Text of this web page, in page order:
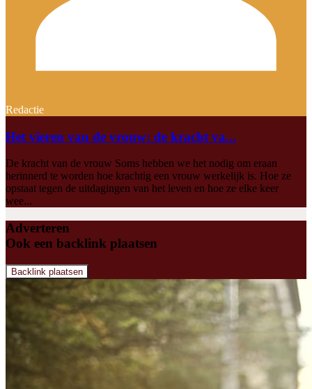
Redactie
Het vieren van de vrouw: de kracht va...
De kracht van de vrouw Soms hebben we het nodig om eraan
herinnerd te worden hoe krachtig een vrouw werkelijk is. Hoe ze
opstaat tegen de uitdagingen van het leven en hoe ze elke keer
wee...
Adverteren
Ook een backlink plaatsen
Backlink plaatsen